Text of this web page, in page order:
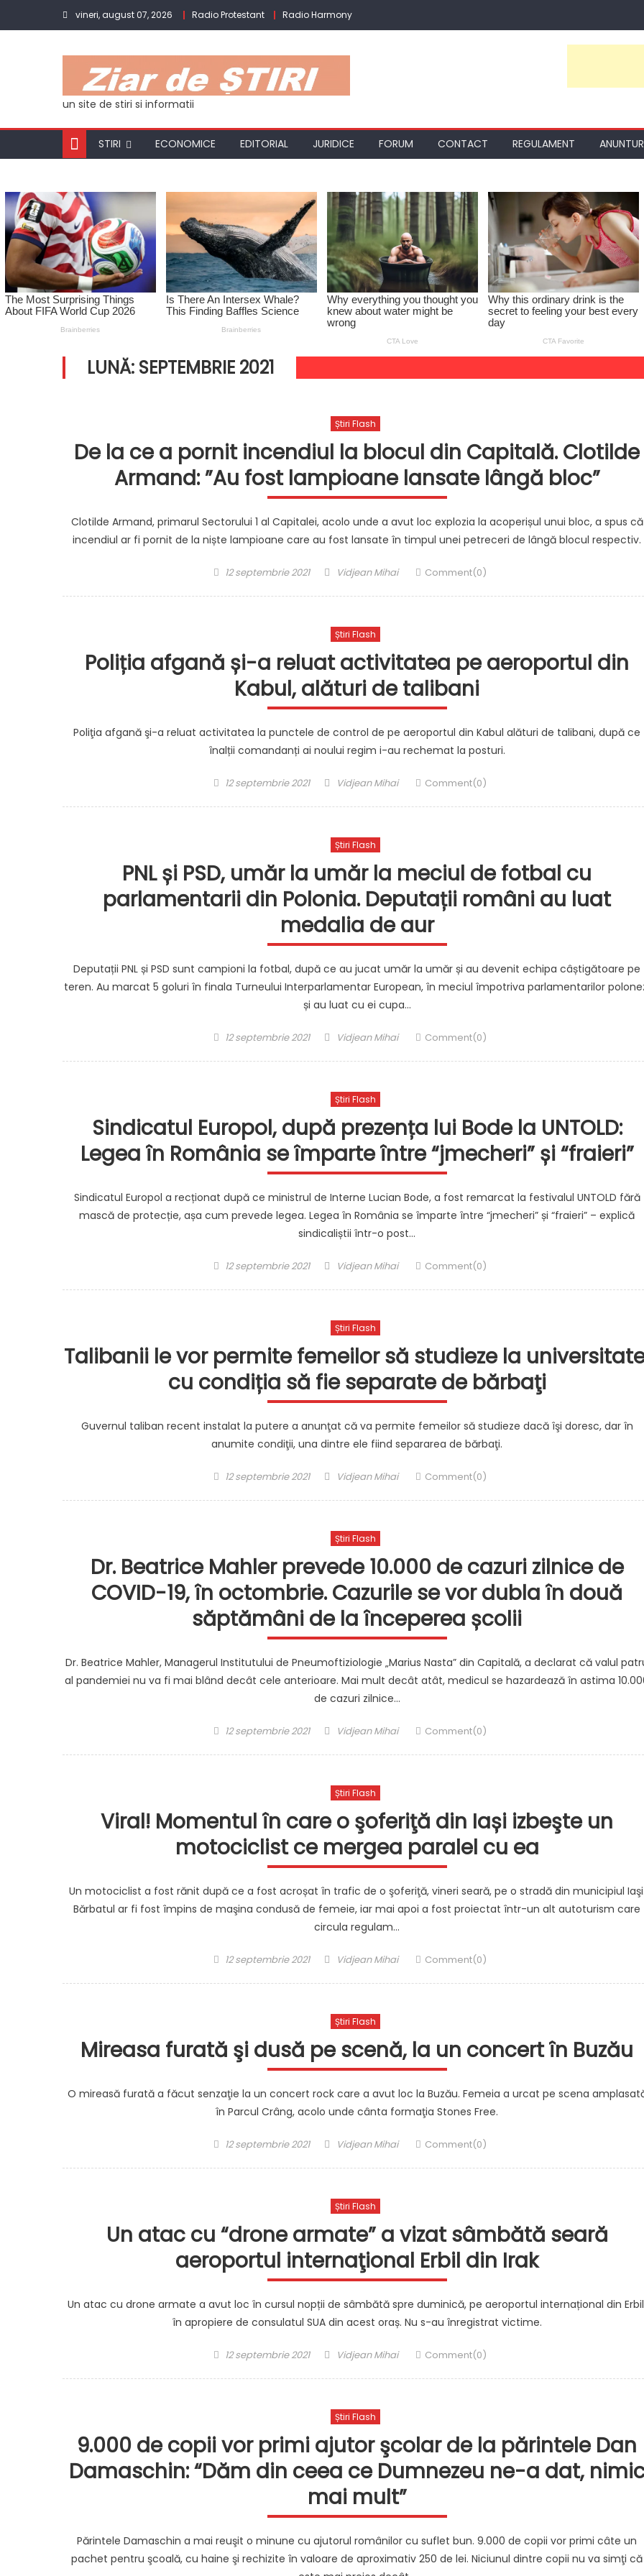
vineri, august 07, 2026 Radio Protestant Radio Harmony
un site de stiri si informatii
STIRI ECONOMICE EDITORIAL JURIDICE FORUM CONTACT REGULAMENT
LUNĂ: SEPTEMBRIE 2021
Știri Flash
De la ce a pornit incendiul la blocul din Capitală. Clotilde
Armand: ”Au fost lampioane lansate lângă bloc”
Clotilde Armand, primarul Sectorului 1 al Capitalei, acolo unde a avut loc explozia la acoperișul unui bloc, a spus că
incendiul ar fi pornit de la niște lampioane care au fost lansate în timpul unei petreceri de lângă blocul respectiv.
Posted
12 septembrie 2021 Author
Vidjean Mihai Comment(0)
Știri Flash
Poliția afgană și-a reluat activitatea pe aeroportul din
Kabul, alături de talibani
Poliţia afgană şi-a reluat activitatea la punctele de control de pe aeroportul din Kabul alături de talibani, după ce
înalții comandanți ai noului regim i-au rechemat la posturi.
Posted
12 septembrie 2021 Author
Vidjean Mihai Comment(0)
Știri Flash
PNL și PSD, umăr la umăr la meciul de fotbal cu
parlamentarii din Polonia. Deputații români au luat
medalia de aur
Deputații PNL și PSD sunt campioni la fotbal, după ce au jucat umăr la umăr și au devenit echipa câștigătoare pe
teren. Au marcat 5 goluri în finala Turneului Interparlamentar European, în meciul împotriva parlamentarilor
și au luat cu ei cupa…
Posted
12 septembrie 2021 Author
Vidjean Mihai Comment(0)
Știri Flash
Sindicatul Europol, după prezența lui Bode la UNTOLD:
Legea în România se împarte între “jmecheri” și “fraieri”
Sindicatul Europol a recționat după ce ministrul de Interne Lucian Bode, a fost remarcat la festivalul UNTOLD fără
mască de protecție, așa cum prevede legea. Legea în România se împarte între “jmecheri” și “fraieri” – explică
sindicaliștii într-o post…
Posted
12 septembrie 2021 Author
Vidjean Mihai Comment(0)
Știri Flash
Talibanii le vor permite femeilor să studieze la
cu condiția să fie separate de bărbaţi
Guvernul taliban recent instalat la putere a anunţat că va permite femeilor să studieze dacă îşi doresc, dar în
anumite condiţii, una dintre ele fiind separarea de bărbaţi.
Posted
12 septembrie 2021 Author
Vidjean Mihai Comment(0)
Știri Flash
Dr. Beatrice Mahler prevede 10.000 de cazuri zilnice de
COVID-19, în octombrie. Cazurile se vor dubla în două
săptămâni de la începerea școlii
Dr. Beatrice Mahler, Managerul Institutului de Pneumoftiziologie „Marius Nasta” din Capitală, a declarat că valul
al pandemiei nu va fi mai blând decât cele anterioare. Mai mult decât atât, medicul se hazardează în astima
de cazuri zilnice…
Posted
12 septembrie 2021 Author
Vidjean Mihai Comment(0)
Știri Flash
Viral! Momentul în care o şoferiţă din Iași izbeşte un
motociclist ce mergea paralel cu ea
Un motociclist a fost rănit după ce a fost acroșat în trafic de o şoferiţă, vineri seară, pe o stradă din municipiul
Bărbatul ar fi fost împins de maşina condusă de femeie, iar mai apoi a fost proiectat într-un alt autoturism care
circula regulam…
Posted
12 septembrie 2021 Author
Vidjean Mihai Comment(0)
Știri Flash
Mireasa furată şi dusă pe scenă, la un concert în Buzău
O mireasă furată a făcut senzaţie la un concert rock care a avut loc la Buzău. Femeia a urcat pe scena
în Parcul Crâng, acolo unde cânta formaţia Stones Free.
Posted
12 septembrie 2021 Author
Vidjean Mihai Comment(0)
Știri Flash
Un atac cu “drone armate” a vizat sâmbătă seară
aeroportul internaţional Erbil din Irak
Un atac cu drone armate a avut loc în cursul nopții de sâmbătă spre duminică, pe aeroportul internațional din
în apropiere de consulatul SUA din acest oraș. Nu s-au înregistrat victime.
Posted
12 septembrie 2021 Author
Vidjean Mihai Comment(0)
Știri Flash
9.000 de copii vor primi ajutor şcolar de la părintele Dan
Damaschin: “Dăm din ceea ce Dumnezeu ne-a dat,
mai mult”
Părintele Damaschin a mai reuşit o minune cu ajutorul românilor cu suflet bun. 9.000 de copii vor primi câte un
pachet pentru şcoală, cu haine şi rechizite în valoare de aproximativ 250 de lei. Niciunul dintre copii nu va simţi că